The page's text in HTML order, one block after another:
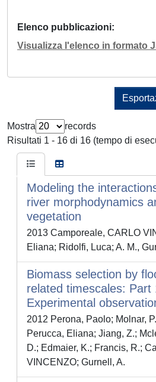
Elenco pubblicazioni
Visualizza l'elenco in formato
Mostra
records
Risultati 1 - 16 di 16 (tempo di
Modeling the
river morphodynamics
vegetation
2013 Camporeale, CARLO
Eliana; Ridolfi, Luca; A. M.,
Biomass selection by
related timescales: Part
Experimental
2012 Perona, Paolo; Molnar,
Perucca, Eliana; Jiang, Z.;
D.; Edmaier, K.; Francis, R.;
VINCENZO; Gurnell, A.